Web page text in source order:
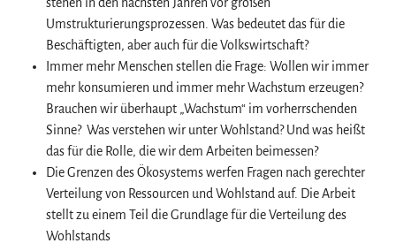
Umstrukturierungsprozessen. Was bedeutet das für die
Beschäftigten, aber auch für die Volkswirtschaft?
Immer mehr Menschen stellen die Frage: Wollen wir immer
mehr konsumieren und immer mehr Wachstum erzeugen?
Brauchen wir überhaupt „Wachstum“ im vorherrschenden
Sinne? Was verstehen wir unter Wohlstand? Und was heißt
das für die Rolle, die wir dem Arbeiten beimessen?
Die Grenzen des Ökosystems werfen Fragen nach gerechter
Verteilung von Ressourcen und Wohlstand auf. Die Arbeit
stellt zu einem Teil die Grundlage für die Verteilung des
Wohlstands